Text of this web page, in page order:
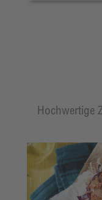
Hochwertige